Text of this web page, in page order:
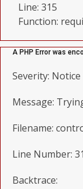
Line: 315
Function:
A PHP Error was
Severity: Notice
Message:
Filename:
Line Number: 31
Backtrace: